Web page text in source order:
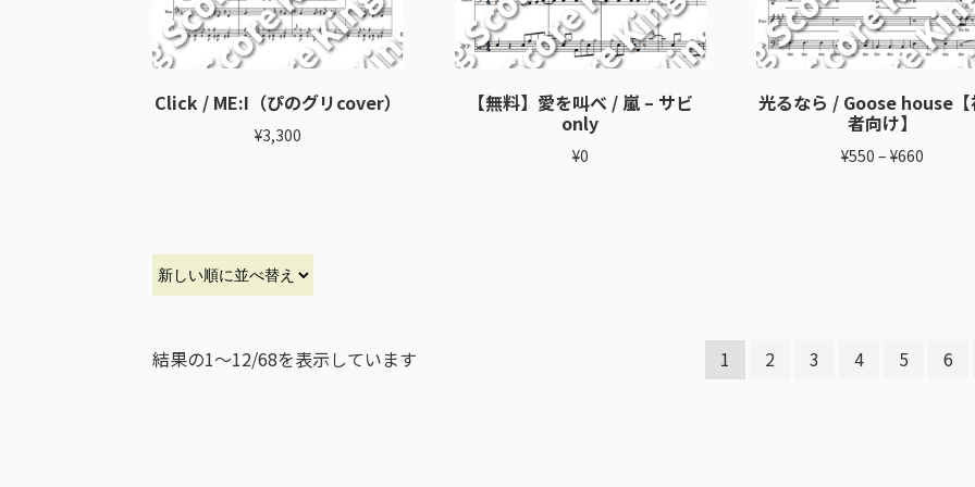
Click / ME:I（ぴのグリcover）
¥3,300
【無料】愛を叫べ / 嵐 – サビ
only
¥0
光るなら / Goose house【
者向け】
¥550 – ¥660
結果の1～12/68を表示しています 1 2 3 4 5 6